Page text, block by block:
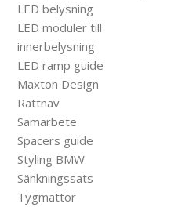
LED belysning
LED moduler till
innerbelysning
LED ramp guide
Maxton Design
Rattnav
Samarbete
Spacers guide
Styling BMW
Sänkningssats
Tygmattor